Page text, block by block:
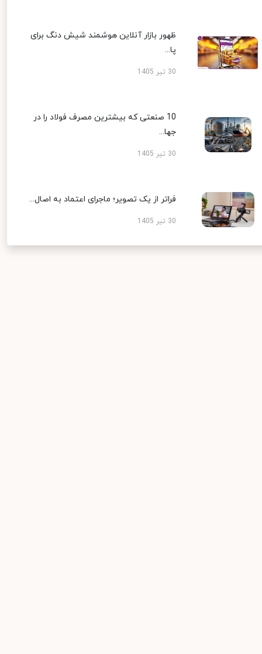
ظهور بازار آنلاین هوشمند شیش دنگ برای
پا...
30 تیر 1405
10 صنعتی که بیشترین مصرف فولاد را در
جها...
30 تیر 1405
فراتر از یک تصویر؛ ماجرای اعتماد به اصال...
30 تیر 1405